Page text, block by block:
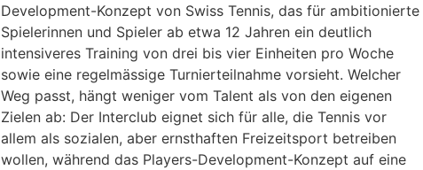
Development-Konzept von Swiss Tennis, das für ambitionierte
Spielerinnen und Spieler ab etwa 12 Jahren ein deutlich
intensiveres Training von drei bis vier Einheiten pro Woche
sowie eine regelmässige Turnierteilnahme vorsieht. Welcher
Weg passt, hängt weniger vom Talent als von den eigenen
Zielen ab: Der Interclub eignet sich für alle, die Tennis vor
allem als sozialen, aber ernsthaften Freizeitsport betreiben
wollen, während das Players-Development-Konzept auf eine